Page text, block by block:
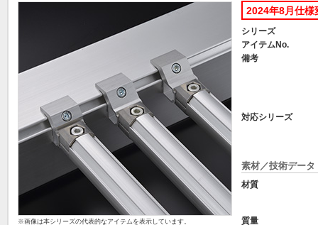
※画像は本シリーズの代表的なアイテムを表示しています。
2024年8月仕様
シリーズ
アイテムNo.
備考
対応シリーズ
素材／技術データ
材質
質量